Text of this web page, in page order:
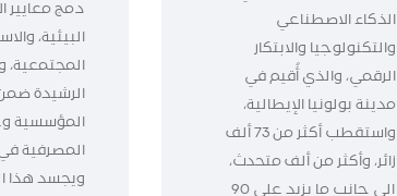
الذكاء الاصطناعي
والتكنولوجيا والابتكار
الرقمي، والذي أُقيم في
مدينة بولونيا الإيطالية،
واستقطب أكثر من 73 ألف
زائر، وأكثر من ألف متحدث،
إلى جانب ما يزيد على 90
دمج معايير
البيئية،
المجتمعية،
الرشيدة
المؤسسية
ويجسد هذا